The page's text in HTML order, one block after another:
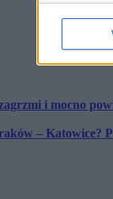
i mocno
– Katowice?